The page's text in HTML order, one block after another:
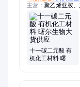
主营： 聚乙烯亚胺、
三硫代碳酸钠40%
酯、苯基次磷酸钠
材料、油酸甲酯、曲
十一碳二元酸 有
机化工材料 曙尔